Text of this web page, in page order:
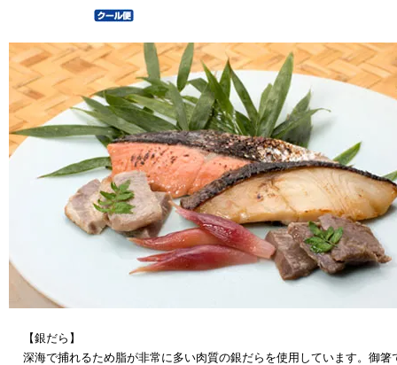
【銀だら】
深海で捕れるため脂が非常に多い肉質の銀だらを使用しています。御箸